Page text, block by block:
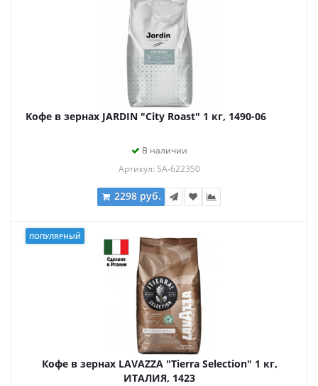
Кофе в зернах JARDIN "City Roast" 1 кг, 1490-06
В наличии
Артикул: SA-622350
2298 руб.
ПОПУЛЯРНЫЙ
Кофе в зернах LAVAZZA "Tierra Selection" 1 кг,
ИТАЛИЯ, 1423